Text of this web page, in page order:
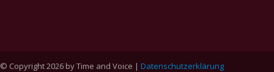
© Copyright 2026 by Time and Voice | Datenschutzerklärung